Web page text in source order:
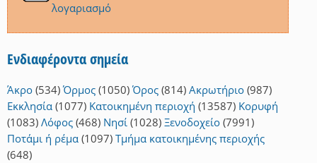
λογαριασμό
Ενδιαφέροντα σημεία
Άκρο (534) Όρμος (1050) Όρος (814) Ακρωτήριο (987)
Εκκλησία (1077) Κατοικημένη περιοχή (13587) Κορυφή
(1083) Λόφος (468) Νησί (1028) Ξενοδοχείο (7991)
Ποτάμι ή ρέμα (1097) Τμήμα κατοικημένης περιοχής
(648)